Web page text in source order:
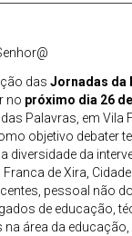
das Jornadas da
no próximo dia 26
Palavras, em Vila
objetivo debater
diversidade da
Franca de Xira,
pessoal não
de educação,
na área da educação,